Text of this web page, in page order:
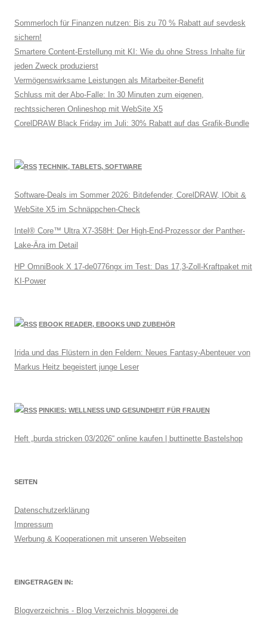
Sommerloch für Finanzen nutzen: Bis zu 70 % Rabatt auf sevdesk
sichern!
Smartere Content-Erstellung mit KI: Wie du ohne Stress Inhalte für
jeden Zweck produzierst
Vermögenswirksame Leistungen als Mitarbeiter-Benefit
Schluss mit der Abo-Falle: In 30 Minuten zum eigenen,
rechtssicheren Onlineshop mit WebSite X5
CorelDRAW Black Friday im Juli: 30% Rabatt auf das Grafik-Bundle
TECHNIK, TABLETS, SOFTWARE
Software-Deals im Sommer 2026: Bitdefender, CorelDRAW, IObit &
WebSite X5 im Schnäppchen-Check
Intel® Core™ Ultra X7-358H: Der High-End-Prozessor der Panther-
Lake-Ära im Detail
HP OmniBook X 17-de0776ngx im Test: Das 17,3-Zoll-Kraftpaket mit
KI-Power
EBOOK READER, EBOOKS UND ZUBEHÖR
Irida und das Flüstern in den Feldern: Neues Fantasy-Abenteuer von
Markus Heitz begeistert junge Leser
PINKIES: WELLNESS UND GESUNDHEIT FÜR FRAUEN
Heft „burda stricken 03/2026“ online kaufen | buttinette Bastelshop
SEITEN
Datenschutzerklärung
Impressum
Werbung & Kooperationen mit unseren Webseiten
EINGETRAGEN IN:
Blogverzeichnis - Blog Verzeichnis bloggerei.de